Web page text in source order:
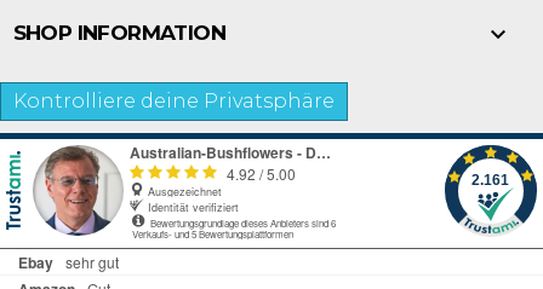
SHOP INFORMATION 
Kontrolliere deine Privatsphäre